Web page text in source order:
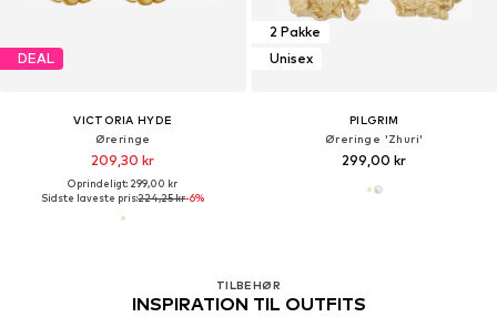
DEAL
VICTORIA HYDE
Øreringe
209,30 kr
Oprindeligt: 299,00 kr
Sidste laveste pris:224,25 kr-6%
2 Pakke
Unisex
PILGRIM
Øreringe 'Zhuri'
299,00 kr
TILBEHØR
INSPIRATION TIL OUTFITS